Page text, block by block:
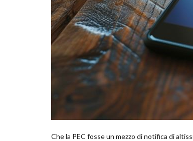
Che la PEC fosse un mezzo di notifica di